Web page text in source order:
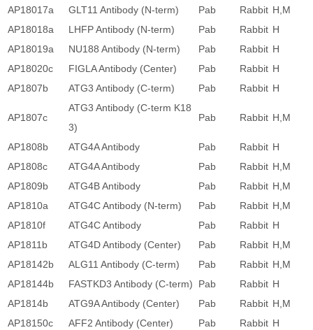
AP18017a
GLT11 Antibody (N-term) Pab Rabbit H,M
AP18018a
LHFP Antibody (N-term) Pab Rabbit H
AP18019a
NU188 Antibody (N-term) Pab Rabbit H
AP18020c
FIGLA Antibody (Center) Pab Rabbit H
AP1807b
ATG3 Antibody (C-term) Pab Rabbit H
AP1807c
ATG3 Antibody (C-term K18
3)
Pab Rabbit H,M
AP1808b ATG4A Antibody Pab Rabbit H
AP1808c
ATG4A Antibody Pab Rabbit H,M
AP1809b
ATG4B Antibody Pab Rabbit H,M
AP1810a
ATG4C Antibody (N-term) Pab Rabbit H,M
AP1810f
ATG4C Antibody Pab Rabbit H
AP1811b
ATG4D Antibody (Center) Pab Rabbit H,M
AP18142b
ALG11 Antibody (C-term) Pab Rabbit H,M
AP18144b
FASTKD3 Antibody (C-term) Pab Rabbit H
AP1814b
ATG9A Antibody (Center) Pab Rabbit H,M
AP18150c
AFF2 Antibody (Center) Pab Rabbit H